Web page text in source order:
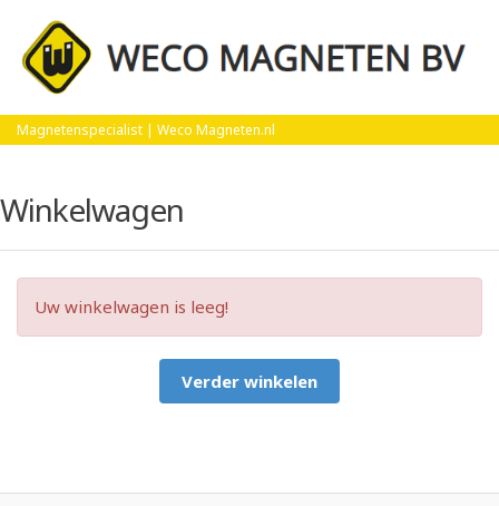
Magnetenspecialist | Weco Magneten.nl
Home
Winkelwagen
Uw winkelwagen is leeg!
Verder winkelen